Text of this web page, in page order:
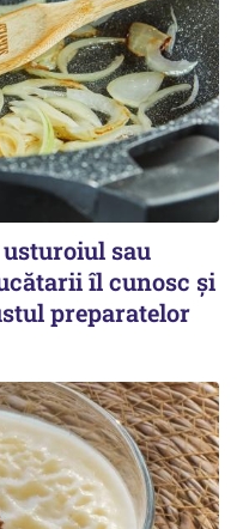
sau
îl cunosc și
preparatelor